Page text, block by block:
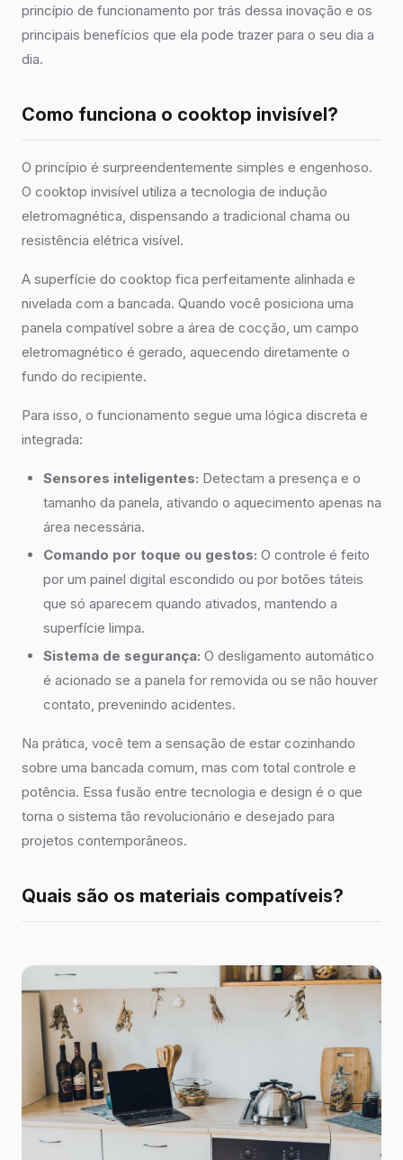
princípio de funcionamento por trás dessa inovação e os
principais benefícios que ela pode trazer para o seu dia a
dia.
Como funciona o cooktop invisível?
O princípio é surpreendentemente simples e engenhoso.
O cooktop invisível utiliza a tecnologia de indução
eletromagnética, dispensando a tradicional chama ou
resistência elétrica visível.
A superfície do cooktop fica perfeitamente alinhada e
nivelada com a bancada. Quando você posiciona uma
panela compatível sobre a área de cocção, um campo
eletromagnético é gerado, aquecendo diretamente o
fundo do recipiente.
Para isso, o funcionamento segue uma lógica discreta e
integrada:
Sensores inteligentes: Detectam a presença e o
tamanho da panela, ativando o aquecimento apenas na
área necessária.
Comando por toque ou gestos: O controle é feito
por um painel digital escondido ou por botões táteis
que só aparecem quando ativados, mantendo a
superfície limpa.
Sistema de segurança: O desligamento automático
é acionado se a panela for removida ou se não houver
contato, prevenindo acidentes.
Na prática, você tem a sensação de estar cozinhando
sobre uma bancada comum, mas com total controle e
potência. Essa fusão entre tecnologia e design é o que
torna o sistema tão revolucionário e desejado para
projetos contemporâneos.
Quais são os materiais compatíveis?